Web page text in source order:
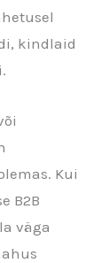
kindlaid
Kui
B2B
väga